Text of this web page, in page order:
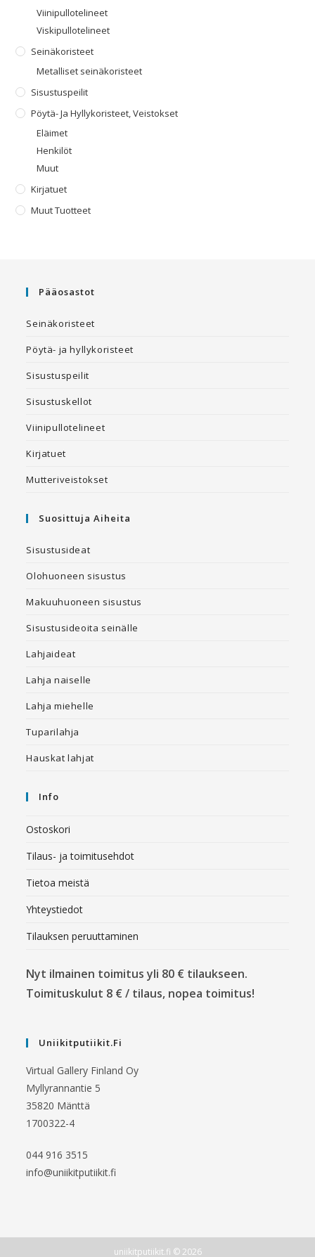
Viinipullotelineet
Viskipullotelineet
Seinäkoristeet
Metalliset seinäkoristeet
Sisustuspeilit
Pöytä- Ja Hyllykoristeet, Veistokset
Eläimet
Henkilöt
Muut
Kirjatuet
Muut Tuotteet
Pääosastot
Seinäkoristeet
Pöytä- ja hyllykoristeet
Sisustuspeilit
Sisustuskellot
Viinipullotelineet
Kirjatuet
Mutteriveistokset
Suosittuja Aiheita
Sisustusideat
Olohuoneen sisustus
Makuuhuoneen sisustus
Sisustusideoita seinälle
Lahjaideat
Lahja naiselle
Lahja miehelle
Tuparilahja
Hauskat lahjat
Info
Ostoskori
Tilaus- ja toimitusehdot
Tietoa meistä
Yhteystiedot
Tilauksen peruuttaminen
Nyt ilmainen toimitus yli 80 € tilaukseen.
Toimituskulut 8 € / tilaus, nopea toimitus!
Uniikitputiikit.fi
Virtual Gallery Finland Oy
Myllyrannantie 5
35820 Mänttä
1700322-4
044 916 3515
info@uniikitputiikit.fi
uniikitputiikit.fi © 2026